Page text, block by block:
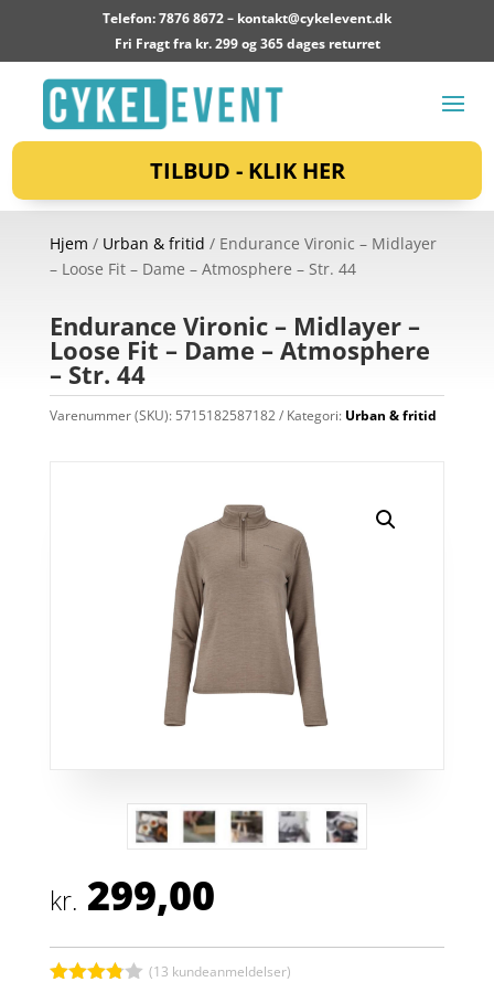
Telefon: 7876 8672 – kontakt@cykelevent.dk
Fri Fragt fra kr. 299 og 365 dages returret
TILBUD - KLIK HER
Hjem / Urban & fritid / Endurance Vironic – Midlayer
– Loose Fit – Dame – Atmosphere – Str. 44
Endurance Vironic – Midlayer –
Loose Fit – Dame – Atmosphere
– Str. 44
Varenummer (SKU): 5715182587182 Kategori: Urban & fritid
kr. 299,00
(13 kundeanmeldelser)